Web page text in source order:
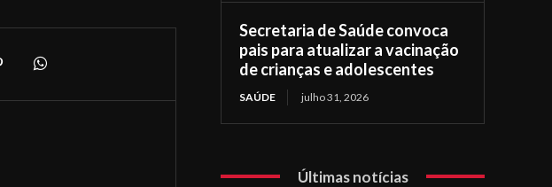
Secretaria de Saúde convoca
pais para atualizar a vacinação
de crianças e adolescentes
SAÚDE julho 31, 2026
Últimas notícias